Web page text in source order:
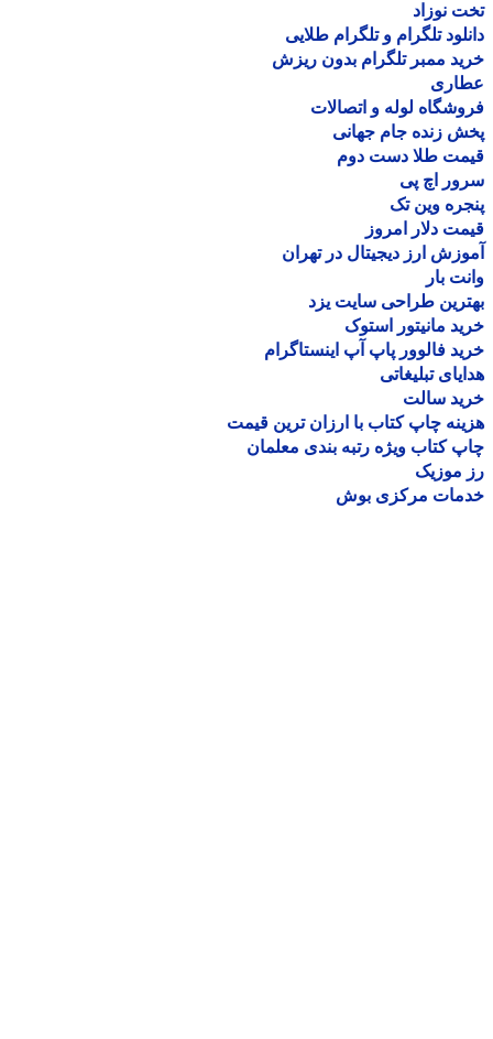
نوزاد
تلگرام و تلگرام طلایی
ممبر تلگرام بدون ریزش
لوله و اتصالات
زنده جام جهانی
طلا دست دوم
اچ پی
وین تک
دلار امروز
ارز دیجیتال در تهران
بار
طراحی سایت یزد
مانیتور استوک
فالوور پاپ آپ اینستاگرام
تبلیغاتی
سالت
چاپ کتاب با ارزان ترین قیمت
کتاب ویژه رتبه بندی معلمان
موزیک
مرکزی بوش